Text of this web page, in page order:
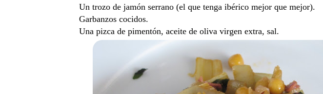
Un trozo de jamón serrano (el que tenga ibérico mejor que mejor).
Garbanzos cocidos.
Una pizca de pimentón, aceite de oliva virgen extra, sal.